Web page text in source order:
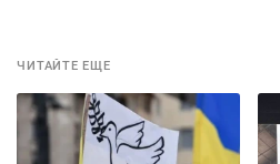
ЧИТАЙТЕ ЕЩЕ